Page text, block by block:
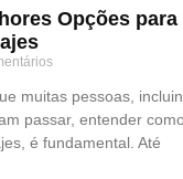
Opções para
muitas pessoas,
passar, entender
é fundamental. Até